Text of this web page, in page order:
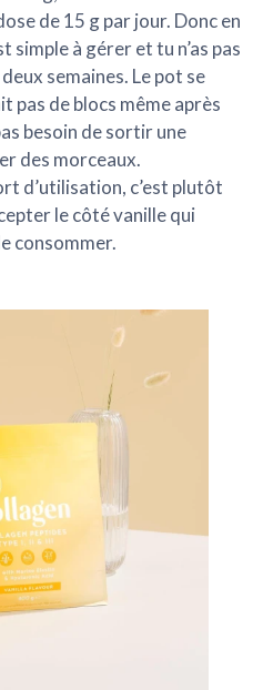
de 15 g par jour. Donc en
simple à gérer et tu n’as pas
semaines. Le pot se
pas de blocs même après
besoin de sortir une
des morceaux.
d’utilisation, c’est plutôt
le côté vanille qui
consommer.